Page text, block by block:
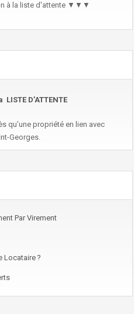
à la liste d'attente ▼▼▼
D’ATTENTE
qu’une propriété en lien avec
Georges.
Par Virement
Locataire ?